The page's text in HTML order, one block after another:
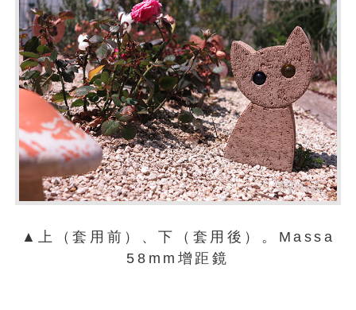
▲上（套用前）、下（套用後）。Massa
58mm增距鏡